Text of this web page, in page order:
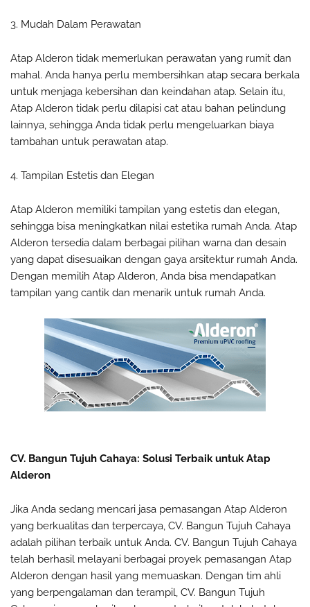
3. Mudah Dalam Perawatan
Atap Alderon tidak memerlukan perawatan yang rumit dan
mahal. Anda hanya perlu membersihkan atap secara berkala
untuk menjaga kebersihan dan keindahan atap. Selain itu,
Atap Alderon tidak perlu dilapisi cat atau bahan pelindung
lainnya, sehingga Anda tidak perlu mengeluarkan biaya
tambahan untuk perawatan atap.
4. Tampilan Estetis dan Elegan
Atap Alderon memiliki tampilan yang estetis dan elegan,
sehingga bisa meningkatkan nilai estetika rumah Anda. Atap
Alderon tersedia dalam berbagai pilihan warna dan desain
yang dapat disesuaikan dengan gaya arsitektur rumah Anda.
Dengan memilih Atap Alderon, Anda bisa mendapatkan
tampilan yang cantik dan menarik untuk rumah Anda.
CV. Bangun Tujuh Cahaya: Solusi Terbaik untuk Atap
Alderon
Jika Anda sedang mencari jasa pemasangan Atap Alderon
yang berkualitas dan terpercaya, CV. Bangun Tujuh Cahaya
adalah pilihan terbaik untuk Anda. CV. Bangun Tujuh Cahaya
telah berhasil melayani berbagai proyek pemasangan Atap
Alderon dengan hasil yang memuaskan. Dengan tim ahli
yang berpengalaman dan terampil, CV. Bangun Tujuh